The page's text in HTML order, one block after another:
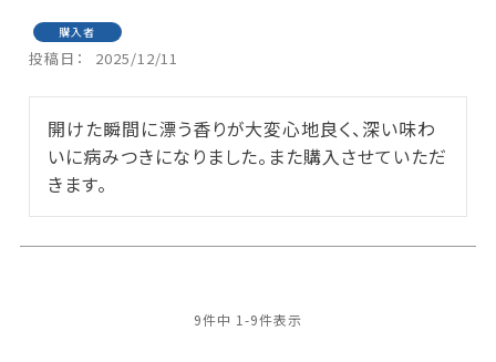
購入者
投稿日 2025/12/11
開けた瞬間に漂う香りが大変心地良く、深い味わ
いに病みつきになりました。また購入させていただ
きます。
9件中 1 -9件表示